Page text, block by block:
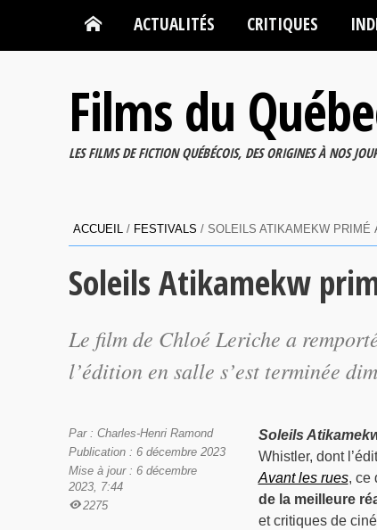
ACTUALITÉS CRITIQUES
Films du
LES FILMS DE FICTION QUÉBÉCOIS, DES ORIGINES À NOS
ACCUEIL / FESTIVALS / SOLEILS ATIKAMEKW PRIMÉ
Soleils Atikamekw
Le film de Chloé Leriche a
l’édition en salle s’est terminée
Soleils
Whistler, dont
Avant les rues, ce
de la meilleure
et critiques de
Par : Charles-Henri Ramond
Publication : 6 décembre 2023
Mise à jour : 6 décembre
2023, 7:44
2275